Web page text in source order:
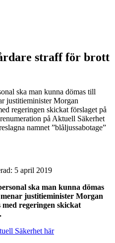
straff för brott
ska man kunna dömas till
justitieminister Morgan
regeringen skickat förslaget på
på Aktuell Säkerhet
namnet ”blåljussabotage”
5 april 2019
ska man kunna dömas
justitieminister Morgan
med regeringen skickat
Säkerhet här